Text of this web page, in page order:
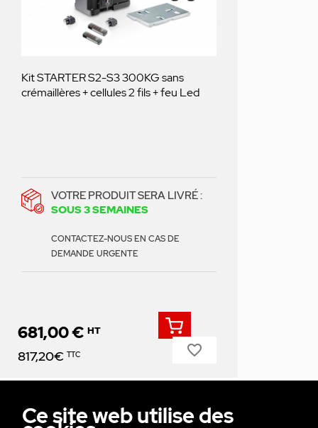
Kit STARTER S2-S3 300KG sans
crémaillères + cellules 2 fils + feu Led
VOTRE PRODUIT SERA LIVRÉ :
SOUS 3 SEMAINES
CONTACTEZ-NOUS EN CAS DE
DEMANDE URGENTE
Prix
681,00 € HT
817,20€ TTC favorite_border
Ce site web utilise des